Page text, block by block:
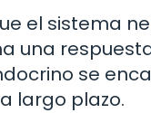
el sistema
una
se
largo plazo.